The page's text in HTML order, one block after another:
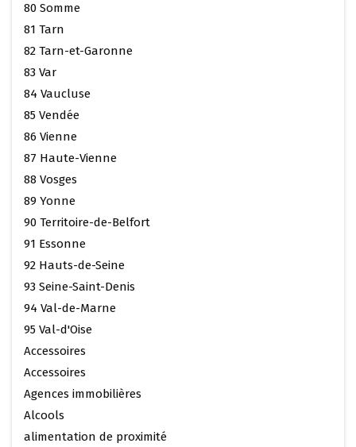
80 Somme
81 Tarn
82 Tarn-et-Garonne
83 Var
84 Vaucluse
85 Vendée
86 Vienne
87 Haute-Vienne
88 Vosges
89 Yonne
90 Territoire-de-Belfort
91 Essonne
92 Hauts-de-Seine
93 Seine-Saint-Denis
94 Val-de-Marne
95 Val-d'Oise
Accessoires
Accessoires
Agences immobilières
Alcools
alimentation de proximité